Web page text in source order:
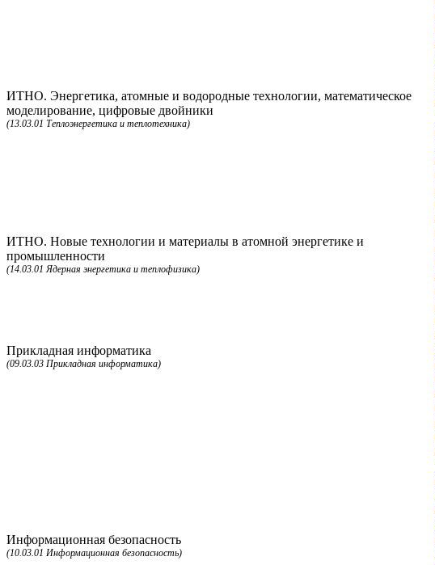
ИТНО. Энергетика, атомные и водородные технологии, математическое
моделирование, цифровые двойники
(13.03.01 Теплоэнергетика и теплотехника)
ИТНО. Новые технологии и материалы в атомной энергетике и
промышленности
(14.03.01 Ядерная энергетика и теплофизика)
Прикладная информатика
(09.03.03 Прикладная информатика)
Информационная безопасность
(10.03.01 Информационная безопасность)